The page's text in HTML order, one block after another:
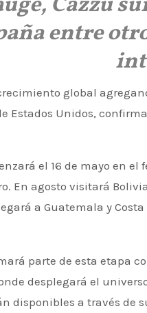
entre
global
Estados Unidos,
el 16 de mayo en el
En agosto visitará
a Guatemala y
parte de esta etapa
desplegará el
disponibles a través de